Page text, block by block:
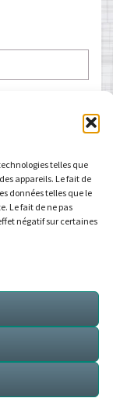
telles que
appareils. Le fait de
données telles que le
Le fait de ne pas
négatif sur certaines
|Mentions légales